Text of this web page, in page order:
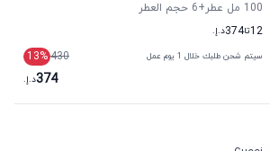
100 مل عطر
+6
حجم العطر
12تا374د.إ.
سيتم شحن طلبك خلال 1 يوم عمل 430
13%
374د.إ.